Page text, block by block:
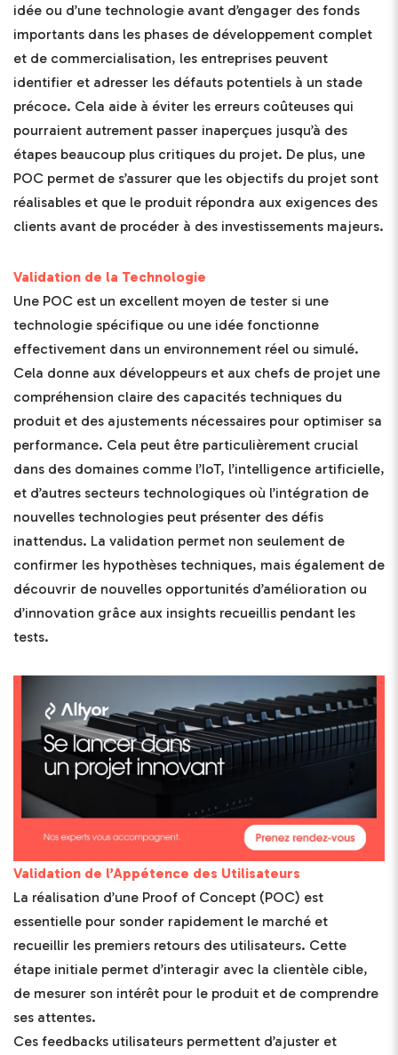
idée ou d’une technologie avant d’engager des fonds
importants dans les phases de développement complet
et de commercialisation, les entreprises peuvent
identifier et adresser les défauts potentiels à un stade
précoce. Cela aide à éviter les erreurs coûteuses qui
pourraient autrement passer inaperçues jusqu’à des
étapes beaucoup plus critiques du projet. De plus, une
POC permet de s’assurer que les objectifs du projet sont
réalisables et que le produit répondra aux exigences des
clients avant de procéder à des investissements majeurs.
Validation de la Technologie
Une POC est un excellent moyen de tester si une
technologie spécifique ou une idée fonctionne
effectivement dans un environnement réel ou simulé.
Cela donne aux développeurs et aux chefs de projet une
compréhension claire des capacités techniques du
produit et des ajustements nécessaires pour optimiser sa
performance. Cela peut être particulièrement crucial
dans des domaines comme l’IoT, l’intelligence artificielle,
et d’autres secteurs technologiques où l’intégration de
nouvelles technologies peut présenter des défis
inattendus. La validation permet non seulement de
confirmer les hypothèses techniques, mais également de
découvrir de nouvelles opportunités d’amélioration ou
d’innovation grâce aux insights recueillis pendant les
tests.
Validation de l’Appétence des Utilisateurs
La réalisation d’une Proof of Concept (POC) est
essentielle pour sonder rapidement le marché et
recueillir les premiers retours des utilisateurs. Cette
étape initiale permet d’interagir avec la clientèle cible,
de mesurer son intérêt pour le produit et de comprendre
ses attentes.
Ces feedbacks utilisateurs permettent d’ajuster et